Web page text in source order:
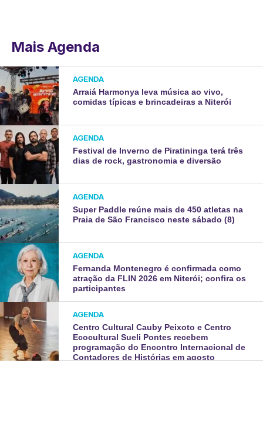
Mais Agenda
AGENDA
Arraiá Harmonya leva música ao vivo,
comidas típicas e brincadeiras a Niterói
AGENDA
Festival de Inverno de Piratininga terá três
dias de rock, gastronomia e diversão
AGENDA
Super Paddle reúne mais de 450 atletas na
Praia de São Francisco neste sábado (8)
AGENDA
Fernanda Montenegro é confirmada como
atração da FLIN 2026 em Niterói; confira os
participantes
AGENDA
Centro Cultural Cauby Peixoto e Centro
Ecocultural Sueli Pontes recebem
programação do Encontro Internacional de
Contadores de Histórias em agosto